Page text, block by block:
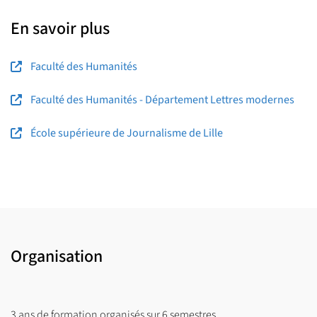
En savoir plus
Faculté des Humanités
Faculté des Humanités - Département Lettres modernes
École supérieure de Journalisme de Lille
Organisation